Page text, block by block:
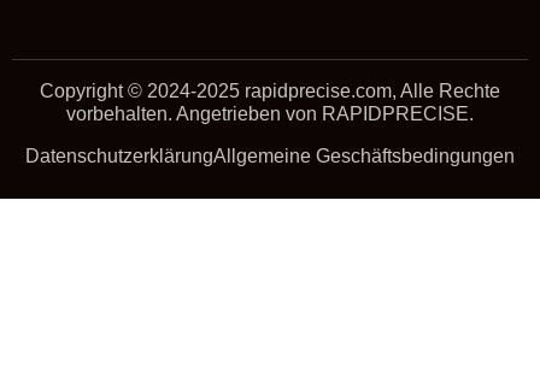
Copyright © 2024-2025 rapidprecise.com, Alle Rechte
vorbehalten. Angetrieben von RAPIDPRECISE.
DatenschutzerklärungAllgemeine Geschäftsbedingungen